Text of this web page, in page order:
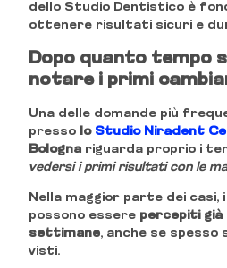
dello Studio Dentistico è
ottenere risultati sicuri e
Dopo quanto tempo
notare i primi
Una delle domande più
presso lo Studio Niradent
Bologna riguarda proprio i
vedersi i primi risultati con le
Nella maggior parte dei casi,
possono essere percepiti già
settimane, anche se spesso
visti.